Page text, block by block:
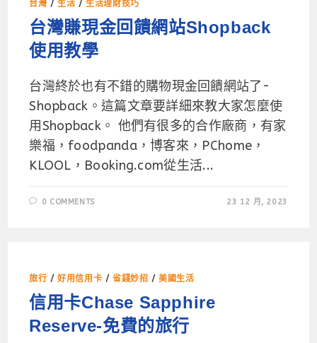
台灣 /生活 /生活理財技巧
台灣賺現金回饋網站Shopback
使用教學
台灣終於也有不錯的購物現金回饋網站了-
Shopback。這篇文章要詳細來教大家怎麼使
用Shopback。 他們有很多的合作廠商，有家
樂福，foodpanda，博客來，PChome，
KLOOL，Booking.com從生活...
0 COMMENTS 23 12 月, 2023
旅行 /好用信用卡 /省錢妙招 /美國生活
信用卡Chase Sapphire
Reserve-免費的旅行